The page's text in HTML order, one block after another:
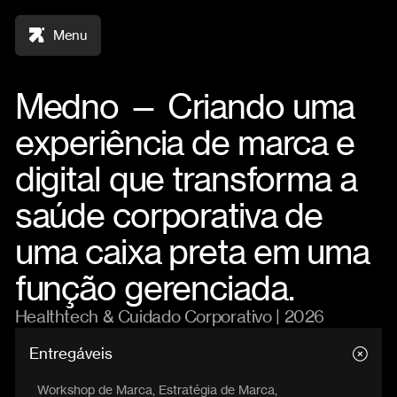
Menu
Medno — Criando uma
experiência de marca e
digital que transforma a
saúde corporativa de
uma caixa preta em uma
função gerenciada.
Healthtech & Cuidado Corporativo | 2026
Entregáveis
Workshop de Marca, Estratégia de Marca,